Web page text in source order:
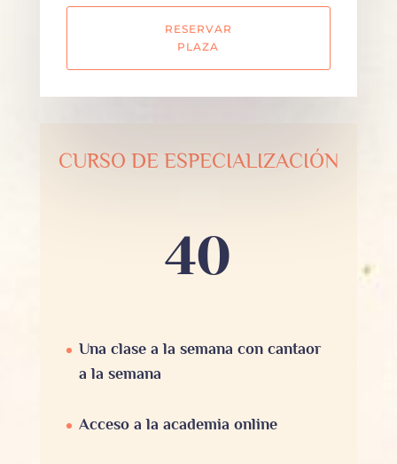
RESERVAR
PLAZA
CURSO DE ESPECIALIZACIÓN
40
Una clase a la semana con cantaor
a la semana
Acceso a la academia online